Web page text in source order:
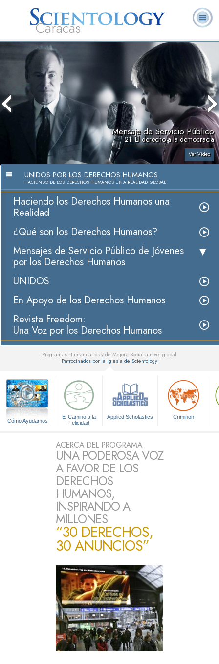
Caracas
Hubbard
¿Qué es
Scientology?
Preguntas
Frecuentes
Libros
Mensaje de Servicio Público
21. El derecho a la democracia
Ver Video
UNIDOS POR LOS DERECHOS HUMANOS
HACIENDO DE LOS DERECHOS HUMANOS UNA REALIDAD GLOBAL
Haciendo los Derechos Humanos una
Realidad
¿Qué son los Derechos Humanos?
Mensajes de Servicio Público de Jóvenes
por los Derechos Humanos
UNIDOS
En Apoyo de los Derechos Humanos
Revista Freedom:
Una Voz por los Derechos Humanos
Programas Humanitarios y de Mejora Social a nivel global
Patrocinados por la Iglesia de Scientology
Cómo Ayudamos
El Camino a la
Felicidad
Applied Scholastics Criminon
ACERCA DEL PROGRAMA
UNA PODEROSA VOZ
A FAVOR DE LOS
DERECHOS
HUMANOS,
INSPIRANDO A
MILLONES
“30 DERECHOS,
30 ANUNCIOS”